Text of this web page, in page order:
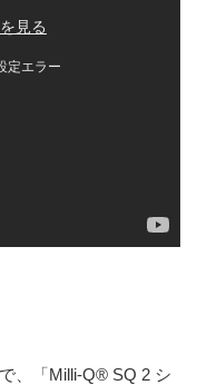
、「Milli-Q® SQ 2 シ